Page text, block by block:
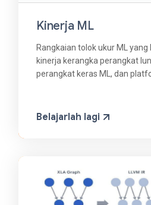
Kinerja ML
Rangkaian tolok ukur ML
kinerja kerangka perangkat
perangkat keras ML, dan
Belajarlah lagi